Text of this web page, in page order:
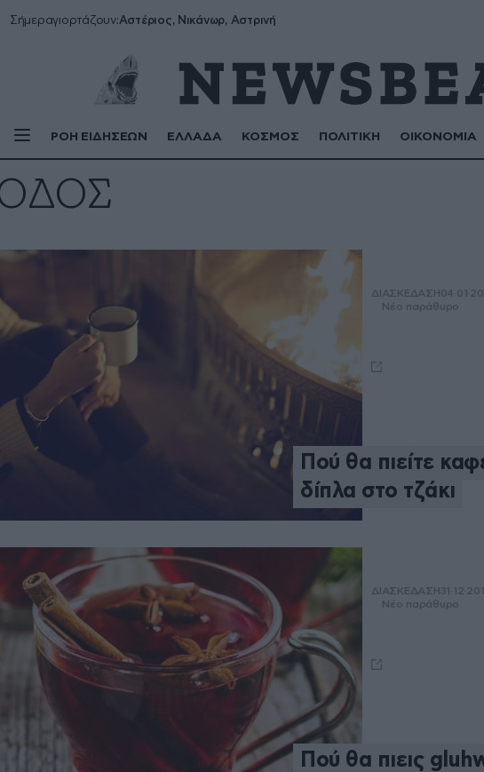
Σήμεραγιορτάζουν:Αστέριος, Νικάνωρ, Αστρινή
ΡΟΗ ΕΙΔΗΣΕΩΝ ΕΛΛΑΔΑ ΚΟΣΜΟΣ ΠΟΛΙΤΙΚΗ ΟΙΚΟΝΟΜΙΑ
ΔΙΑΣΚΕΔΑΣΗ
Νέο παράθυρο
Πού θα πιείτε
δίπλα στο τζάκι
ΔΙΑΣΚΕΔΑΣΗ
Νέο παράθυρο
Πού θα πιεις